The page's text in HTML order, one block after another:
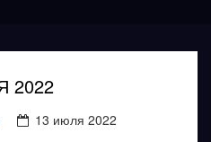
2022
13 июля 2022